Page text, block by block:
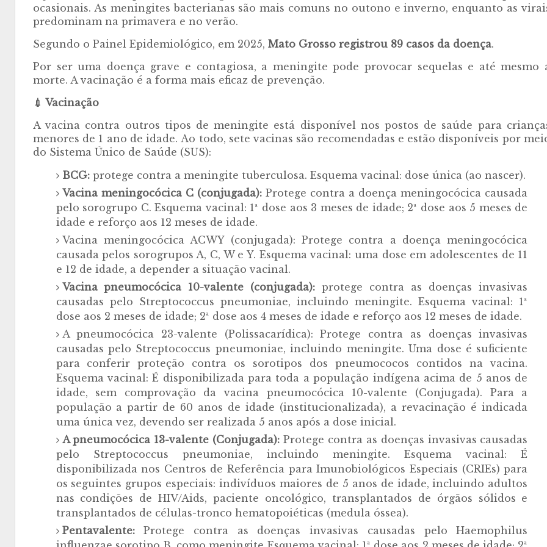
ocasionais. As meningites bacterianas são mais comuns no outono e inverno, enquanto as
predominam na primavera e no verão.
Segundo o Painel Epidemiológico, em 2025, Mato Grosso registrou 89 casos da doença.
Por ser uma doença grave e contagiosa, a meningite pode provocar sequelas e até mesmo
morte. A vacinação é a forma mais eficaz de prevenção.
💉 Vacinação
A vacina contra outros tipos de meningite está disponível nos postos de saúde para
menores de 1 ano de idade. Ao todo, sete vacinas são recomendadas e estão disponíveis por
do Sistema Único de Saúde (SUS):
BCG:protege contra a meningite tuberculosa. Esquema vacinal: dose única (ao nascer).
Vacina meningocócica C (conjugada): Protege contra a doença meningocócica causada
pelo sorogrupo C. Esquema vacinal: 1ª dose aos 3 meses de idade; 2ª dose aos 5 meses de
idade e reforço aos 12 meses de idade.
Vacina meningocócica ACWY (conjugada): Protege contra a doença meningocócica
causada pelos sorogrupos A, C, W e Y. Esquema vacinal: uma dose em adolescentes de 11
e 12 de idade, a depender a situação vacinal.
Vacina pneumocócica 10-valente (conjugada):protege contra as doenças invasivas
causadas pelo Streptococcus pneumoniae, incluindo meningite. Esquema vacinal: 1ª
dose aos 2 meses de idade; 2ª dose aos 4 meses de idade e reforço aos 12 meses de idade.
A pneumocócica 23-valente (Polissacarídica): Protege contra as doenças invasivas
causadas pelo Streptococcus pneumoniae, incluindo meningite. Uma dose é suficiente
para conferir proteção contra os sorotipos dos pneumococos contidos na vacina.
Esquema vacinal: É disponibilizada para toda a população indígena acima de 5 anos de
idade, sem comprovação da vacina pneumocócica 10-valente (Conjugada). Para a
população a partir de 60 anos de idade (institucionalizada), a revacinação é indicada
uma única vez, devendo ser realizada 5 anos após a dose inicial.
A pneumocócica 13-valente (Conjugada): Protege contra as doenças invasivas causadas
pelo Streptococcus pneumoniae, incluindo meningite. Esquema vacinal: É
disponibilizada nos Centros de Referência para Imunobiológicos Especiais (CRIEs) para
os seguintes grupos especiais: indivíduos maiores de 5 anos de idade, incluindo adultos
nas condições de HIV/Aids, paciente oncológico, transplantados de órgãos sólidos e
transplantados de células-tronco hematopoiéticas (medula óssea).
Pentavalente:Protege contra as doenças invasivas causadas pelo Haemophilus